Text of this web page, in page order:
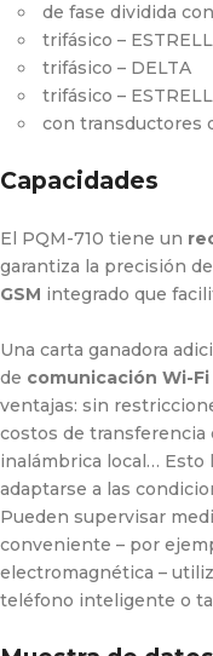
de fase dividida
trifásico –
trifásico – DELTA
trifásico –
con transductores
Capacidades
El PQM-710 tiene un
garantiza la precisión
GSM integrado que
Una carta ganadora
de comunicación Wi-Fi
ventajas: sin
costos de transferencia
inalámbrica local… Esto
adaptarse a las
Pueden supervisar
conveniente – por
electromagnética –
teléfono inteligente o